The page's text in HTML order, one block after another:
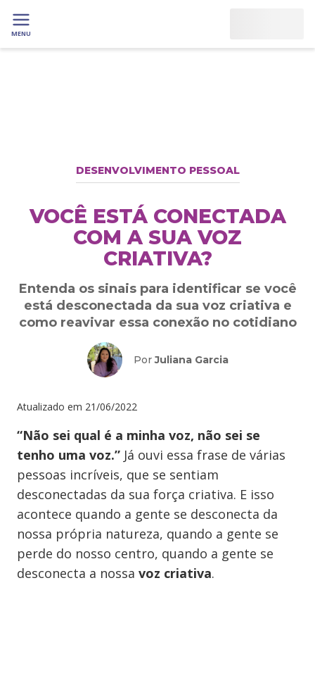
MENU
DESENVOLVIMENTO PESSOAL
VOCÊ ESTÁ CONECTADA
COM A SUA VOZ
CRIATIVA?
Entenda os sinais para identificar se você
está desconectada da sua voz criativa e
como reavivar essa conexão no cotidiano
Por Juliana Garcia
Atualizado em 21/06/2022
“Não sei qual é a minha voz, não sei se
tenho uma voz.” Já ouvi essa frase de várias
pessoas incríveis, que se sentiam
desconectadas da sua força criativa. E isso
acontece quando a gente se desconecta da
nossa própria natureza, quando a gente se
perde do nosso centro, quando a gente se
desconecta a nossa voz criativa.